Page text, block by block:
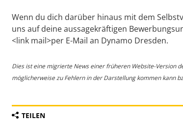
Wenn du dich darüber hinaus mit dem
uns auf deine aussagekräftigen
<link mail>per E-Mail an Dynamo Dresden.
Dies ist eine migrierte News einer früheren Website-Version
möglicherweise zu Fehlern in der Darstellung kommen kann
TEILEN